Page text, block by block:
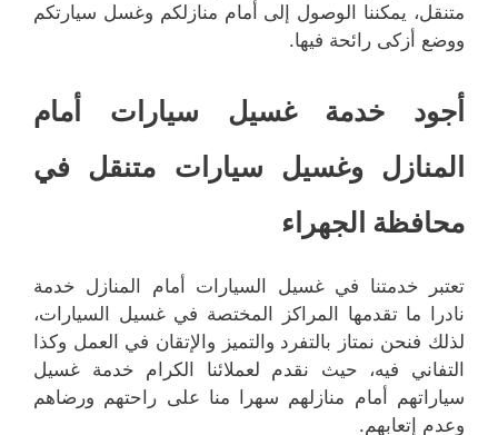
متنقل، يمكننا الوصول إلى أمام منازلكم وغسل سيارتكم
ووضع أزكى رائحة فيها.
أجود خدمة غسيل سيارات أمام
المنازل وغسيل سيارات متنقل في
محافظة الجهراء
تعتبر خدمتنا في غسيل السيارات أمام المنازل خدمة
نادرا ما تقدمها المراكز المختصة في غسيل السيارات،
لذلك فنحن نمتاز بالتفرد والتميز والإتقان في العمل وكذا
التفاني فيه، حيث نقدم لعملائنا الكرام خدمة غسيل
سياراتهم أمام منازلهم سهرا منا على راحتهم ورضاهم
وعدم إتعابهم.